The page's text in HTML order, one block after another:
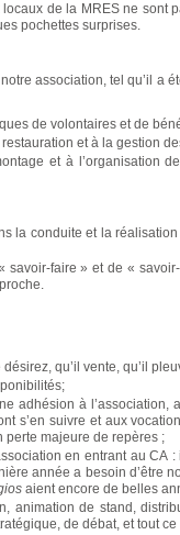
de la MRES ne sont
pochettes surprises.
association, tel qu’il a
de volontaires et de
et à la gestion
et à l’organisation
la conduite et la
savoir-faire » et de «
qu’il vente, qu’il
adhésion à l’association,
s’en suivre et aux
perte majeure de repères ;
en entrant au CA
année a besoin d’être
aient encore de belles
animation de stand,
de débat, et tout